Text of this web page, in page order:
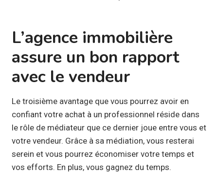
L’agence immobilière
assure un bon rapport
avec le vendeur
Le troisième avantage que vous pourrez avoir en
confiant votre achat à un professionnel réside dans
le rôle de médiateur que ce dernier joue entre vous et
votre vendeur. Grâce à sa médiation, vous resterai
serein et vous pourrez économiser votre temps et
vos efforts. En plus, vous gagnez du temps.